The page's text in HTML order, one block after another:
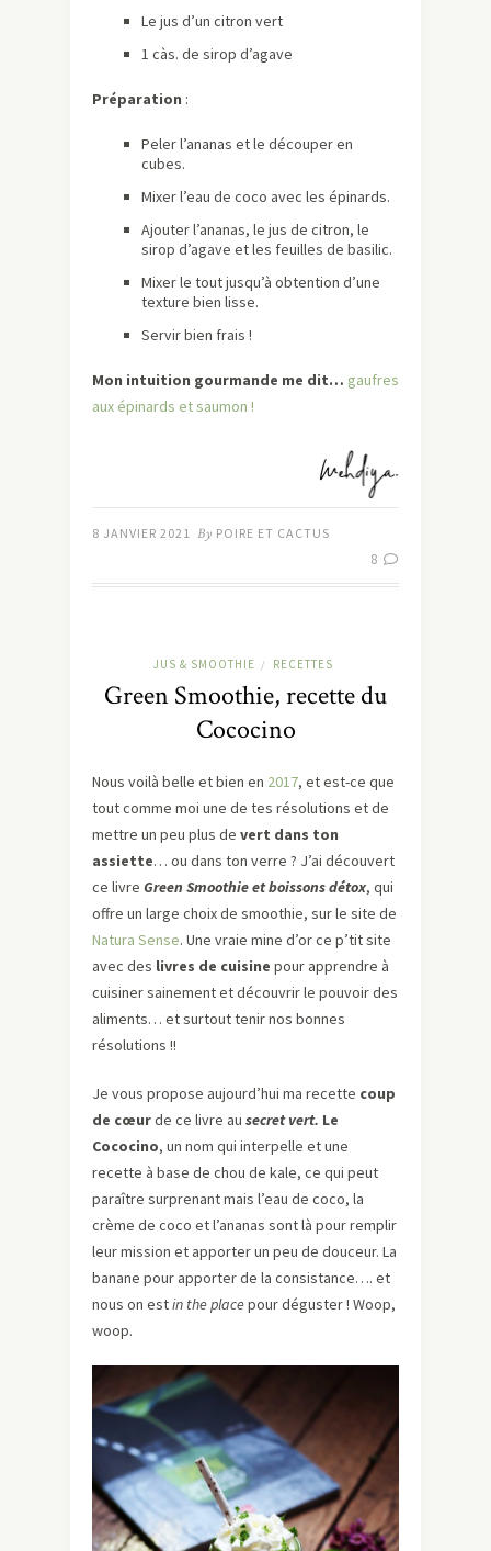
Le jus d’un citron vert
1 càs. de sirop d’agave
Préparation :
Peler l’ananas et le découper en
cubes.
Mixer l’eau de coco avec les épinards.
Ajouter l’ananas, le jus de citron, le
sirop d’agave et les feuilles de basilic.
Mixer le tout jusqu’à obtention d’une
texture bien lisse.
Servir bien frais !
Mon intuition gourmande me dit… gaufres
aux épinards et saumon !
8 JANVIER 2021 By POIRE ET CACTUS
8
JUS & SMOOTHIE / RECETTES
Green Smoothie, recette du
Cococino
Nous voilà belle et bien en 2017, et est-ce que
tout comme moi une de tes résolutions et de
mettre un peu plus de vert dans ton
assiette… ou dans ton verre ? J’ai découvert
ce livre Green Smoothie et boissons détox, qui
offre un large choix de smoothie, sur le site de
Natura Sense. Une vraie mine d’or ce p’tit site
avec des livres de cuisine pour apprendre à
cuisiner sainement et découvrir le pouvoir des
aliments… et surtout tenir nos bonnes
résolutions !!
Je vous propose aujourd’hui ma recette coup
de cœurde ce livre au secret vert. Le
Cococino, un nom qui interpelle et une
recette à base de chou de kale, ce qui peut
paraître surprenant mais l’eau de coco, la
crème de coco et l’ananas sont là pour remplir
leur mission et apporter un peu de douceur. La
banane pour apporter de la consistance…. et
nous on estin the placepour déguster ! Woop,
woop.